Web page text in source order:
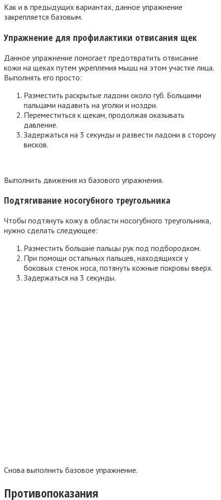
Как и в предыдущих вариантах, данное упражнение
закрепляется базовым.
Упражнение для профилактики отвисания щек
Данное упражнение помогает предотвратить отвисание
кожи на щеках путем укрепления мышц на этом участке лица.
Выполнять его просто:
Разместить раскрытые ладони около губ. Большими
пальцами надавить на уголки и ноздри.
Переместиться к щекам, продолжая оказывать
давление.
Задержаться на 3 секунды и развести ладони в сторону
висков.
Выполнить движения из базового упражнения.
Подтягивание носогубного треугольника
Чтобы подтянуть кожу в области носогубного треугольника,
нужно сделать следующее:
Разместить большие пальцы рук под подбородком.
При помощи остальных пальцев, находящихся у
боковых стенок носа, потянуть кожные покровы вверх.
Задержаться на 3 секунды.
Снова выполнить базовое упражнение.
Противопоказания